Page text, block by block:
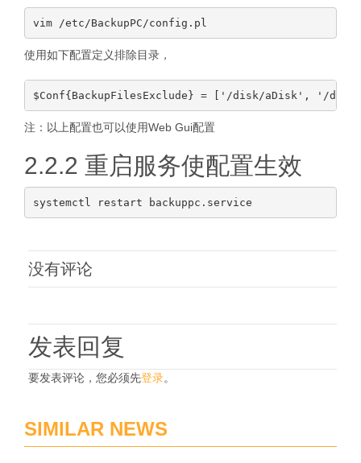
使用如下配置定义排除目录，
注：以上配置也可以使用Web Gui配置
2.2.2 重启服务使配置生效
没有评论
发表回复
要发表评论，您必须先登录。
SIMILAR NEWS